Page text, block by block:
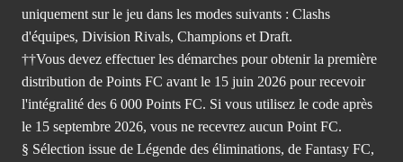
uniquement sur le jeu dans les modes suivants : Clashs
d'équipes, Division Rivals, Champions et Draft.
††Vous devez effectuer les démarches pour obtenir la première
distribution de Points FC avant le 15 juin 2026 pour recevoir
l'intégralité des 6 000 Points FC. Si vous utilisez le code après
le 15 septembre 2026, vous ne recevrez aucun Point FC.
§ Sélection issue de Légende des éliminations, de Fantasy FC,